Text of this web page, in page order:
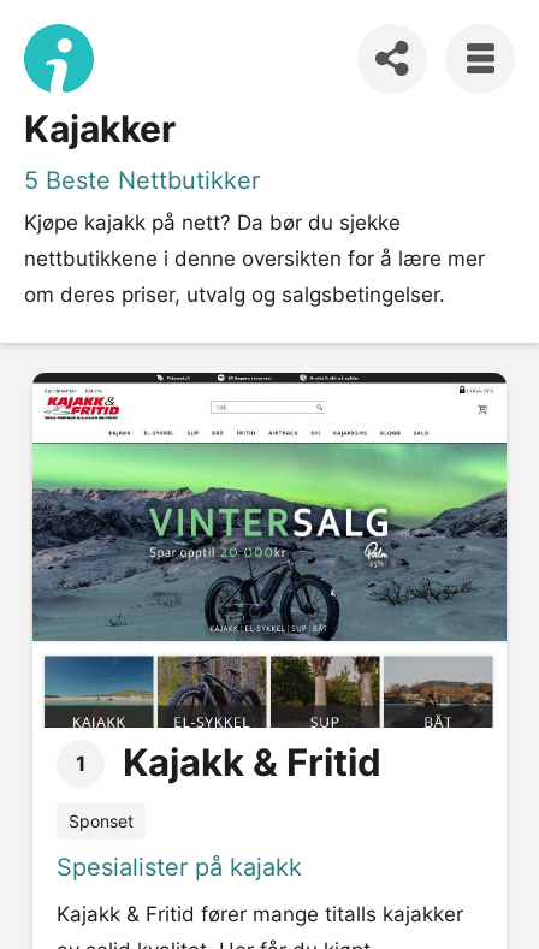
Kajakker
5 Beste Nettbutikker
Kjøpe kajakk på nett? Da bør du sjekke
nettbutikkene i denne oversikten for å lære mer
om deres priser, utvalg og salgsbetingelser.
1 Kajakk & Fritid
Sponset
Spesialister på kajakk
Kajakk & Fritid fører mange titalls kajakker